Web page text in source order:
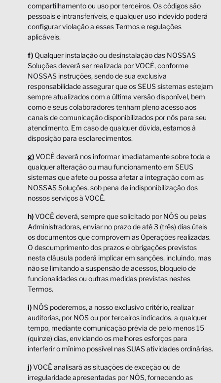
compartilhamento ou uso por terceiros. Os códigos são
pessoais e intransferíveis, e qualquer uso indevido poderá
configurar violação a esses Termos e regulações
aplicáveis.
f) Qualquer instalação ou desinstalação das NOSSAS
Soluções deverá ser realizada por VOCÊ, conforme
NOSSAS instruções, sendo de sua exclusiva
responsabilidade assegurar que os SEUS sistemas estejam
sempre atualizados com a última versão disponível, bem
como e seus colaboradores tenham pleno acesso aos
canais de comunicação disponibilizados por nós para seu
atendimento. Em caso de qualquer dúvida, estamos à
disposição para esclarecimentos.
g)VOCÊ deverá nos informar imediatamente sobre toda e
qualquer alteração ou mau funcionamento em SEUS
sistemas que afete ou possa afetar a integração com as
NOSSAS Soluções, sob pena de indisponibilização dos
nossos serviços à VOCÊ.
h)VOCÊ deverá, sempre que solicitado por NÓS ou pelas
Administradoras, enviar no prazo de até 3 (três) dias úteis
os documentos que comprovem as Operações realizadas.
O descumprimento dos prazos e obrigações previstos
nesta cláusula poderá implicar em sanções, incluindo, mas
não se limitando a suspensão de acessos, bloqueio de
funcionalidades ou outras medidas previstas nestes
Termos.
i) NÓS poderemos, a nosso exclusivo critério, realizar
auditorias, por NÓS ou por terceiros indicados, a qualquer
tempo, mediante comunicação prévia de pelo menos 15
(quinze) dias, envidando os melhores esforços para
interferir o mínimo possível nas SUAS atividades ordinárias.
j)VOCÊ analisará as situações de exceção ou de
irregularidade apresentadas por NÓS, fornecendo as